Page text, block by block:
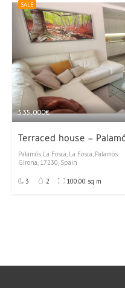
535,000€
SALE
Terraced house –
Palamós La Fosca, La Fosca, Palamós
Girona, 17230, Spain
3 2 100.00 sq m